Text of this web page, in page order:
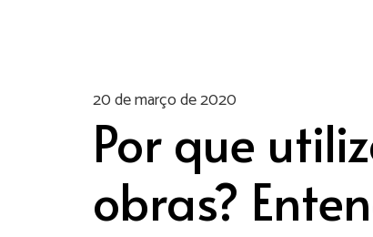
20 de março de 2020
Por que
obras?